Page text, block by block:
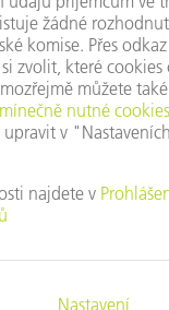
& KLIMA
SPOLEČNOST
OCHRANA DAT